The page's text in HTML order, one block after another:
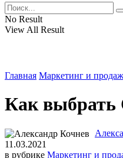
No Result
View All Result
Главная Маркетинг и
Как выбрать
11.03.2021
в рубрике Маркетинг и